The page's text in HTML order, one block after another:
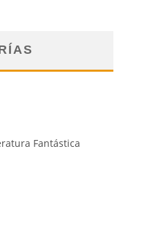
Fantástica